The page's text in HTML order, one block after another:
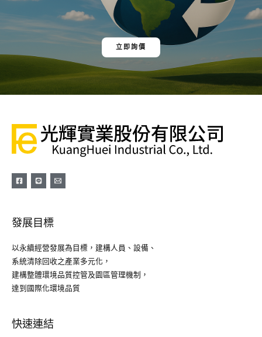
立即詢價
發展目標
以永續經營發展為目標，建構人員、設備、
系統清除回收之產業多元化，
建構整體環境品質控管及園區管理機制，
達到國際化環境品質
快速連結